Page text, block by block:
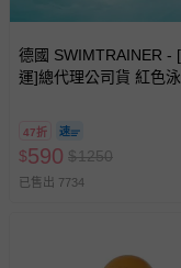
德國 SWIMTRAINER -
運]總代理公司貨 紅色泳
47折
$590 $1250
已售出 7734